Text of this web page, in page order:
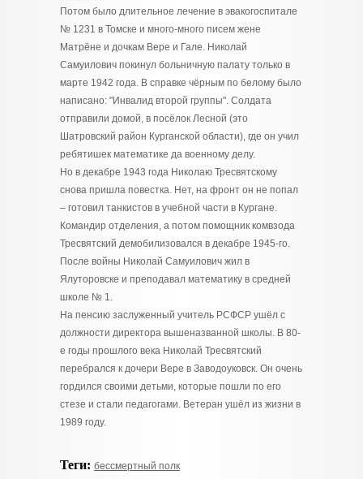
Потом было длительное лечение в эвакогоспитале
№ 1231 в Томске и много-много писем жене
Матрёне и дочкам Вере и Гале. Николай
Самуилович покинул больничную палату только в
марте 1942 года. В справке чёрным по белому было
написано: "Инвалид второй группы". Солдата
отправили домой, в посёлок Лесной (это
Шатровский район Курганской области), где он учил
ребятишек математике да военному делу.
Но в декабре 1943 года Николаю Тресвятскому
снова пришла повестка. Нет, на фронт он не попал
– готовил танкистов в учебной части в Кургане.
Командир отделения, а потом помощник комвзода
Тресвятский демобилизовался в декабре 1945-го.
После войны Николай Самуилович жил в
Ялуторовске и преподавал математику в средней
школе № 1.
На пенсию заслуженный учитель РСФСР ушёл с
должности директора вышеназванной школы. В 80-
е годы прошлого века Николай Тресвятский
перебрался к дочери Вере в Заводоуковск. Он очень
гордился своими детьми, которые пошли по его
стезе и стали педагогами. Ветеран ушёл из жизни в
1989 году.
Теги: бессмертный полк